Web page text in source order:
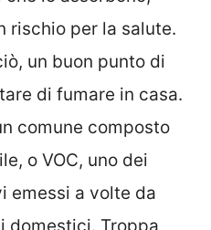
rischio per la salute.
un buon punto di
di fumare in casa.
comune composto
o VOC, uno dei
emessi a volte da